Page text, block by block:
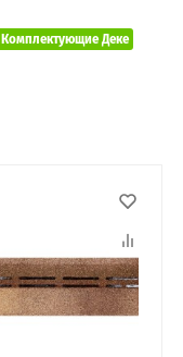
Комплектующие Деке